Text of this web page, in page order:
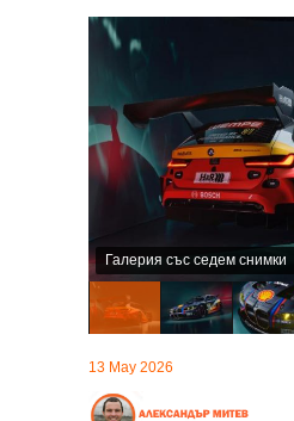
Галерия със седем снимки
13 May 2026